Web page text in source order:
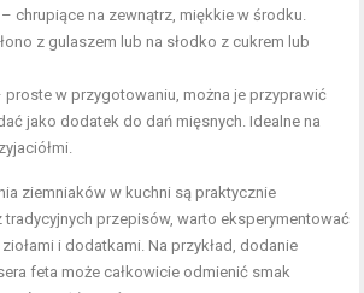
– chrupiące na zewnątrz, miękkie w środku.
z gulaszem lub na słodko z cukrem lub
proste w przygotowaniu, można je przyprawić
jako dodatek do dań mięsnych. Idealne na
ziemniaków w kuchni są praktycznie
tradycyjnych przepisów, warto eksperymentować
i dodatkami. Na przykład, dodanie
feta może całkowicie odmienić smak